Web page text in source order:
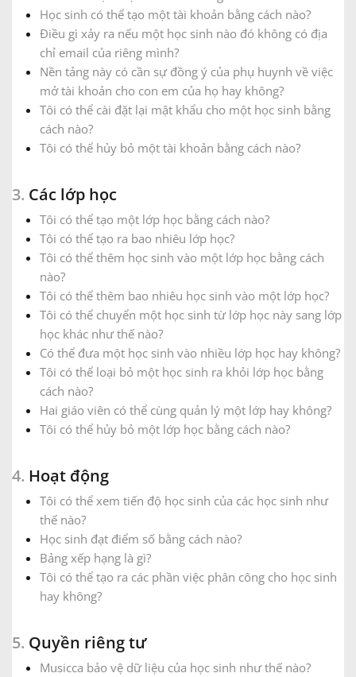
Svenska
Tiếng Việt
Türkçe
Українська
简体中文
繁體中文
Học sinh có thể tạo một tài khoản bằng cách nào?
Điều gì xảy ra nếu một học sinh nào đó không có địa
chỉ email của riêng mình?
Nền tảng này có cần sự đồng ý của phụ huynh về việc
mở tài khoản cho con em của họ hay không?
Tôi có thể cài đặt lại mật khẩu cho một học sinh bằng
cách nào?
Tôi có thể hủy bỏ một tài khoản bằng cách nào?
3. Các lớp học
Tôi có thể tạo một lớp học bằng cách nào?
Tôi có thể tạo ra bao nhiêu lớp học?
Tôi có thể thêm học sinh vào một lớp học bằng cách
nào?
Tôi có thể thêm bao nhiêu học sinh vào một lớp học?
Tôi có thể chuyển một học sinh từ lớp học này sang lớp
học khác như thế nào?
Có thể đưa một học sinh vào nhiều lớp học hay không?
Tôi có thể loại bỏ một học sinh ra khỏi lớp học bằng
cách nào?
Hai giáo viên có thể cùng quản lý một lớp hay không?
Tôi có thể hủy bỏ một lớp học bằng cách nào?
4. Hoạt động
Tôi có thể xem tiến độ học sinh của các học sinh như
thế nào?
Học sinh đạt điểm số bằng cách nào?
Bảng xếp hạng là gì?
Tôi có thể tạo ra các phần việc phân công cho học sinh
hay không?
5. Quyền riêng tư
Musicca bảo vệ dữ liệu của học sinh như thế nào?